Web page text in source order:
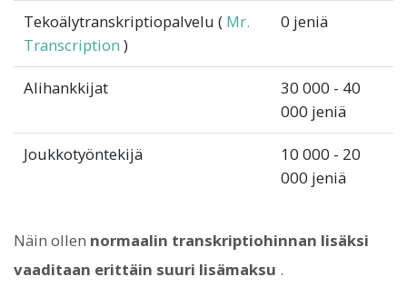
Tekoälytranskriptiopalvelu ( Mr.
Transcription )
0 jeniä
Alihankkijat
30 000 - 40
000 jeniä
Joukkotyöntekijä
10 000 - 20
000 jeniä
Näin ollen normaalin transkriptiohinnan lisäksi
vaaditaan erittäin suuri lisämaksu .